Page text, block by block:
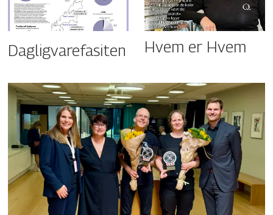
Dagligvarefasiten Hvem er Hvem